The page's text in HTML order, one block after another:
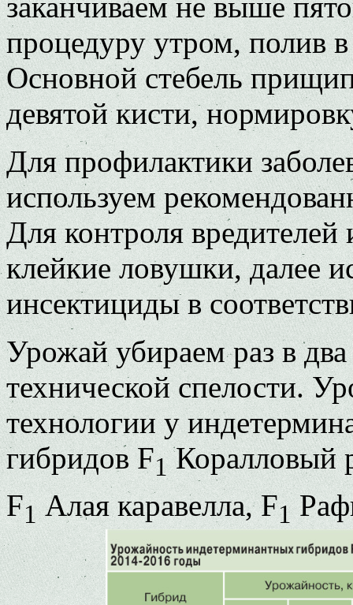
заканчиваем не выше
процедуру утром, полив
Основной стебель
девятой кисти,
Для профилактики
используем
Для контроля вредителей
клейкие ловушки, далее
инсектициды в
Урожай убираем раз в
технической спелости.
технологии у
гибридов F1Коралловый
F1Алая каравелла, F1